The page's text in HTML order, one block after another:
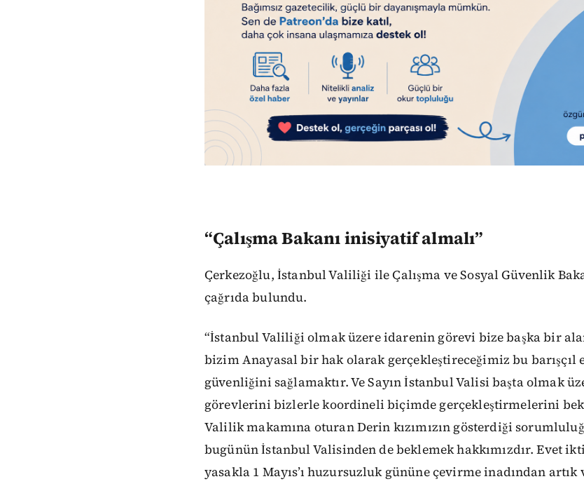
“Çalışma Bakanı inisiyatif almalı”
Çerkezoğlu, İstanbul Valiliği ile Çalışma ve Sosyal Güvenlik
çağrıda bulundu.
“İstanbul Valiliği olmak üzere idarenin görevi bize başka bir
bizim Anayasal bir hak olarak gerçekleştireceğimiz bu barışçıl
güvenliğini sağlamaktır. Ve Sayın İstanbul Valisi başta olmak
görevlerini bizlerle koordineli biçimde gerçekleştirmelerini
Valilik makamına oturan Derin kızımızın gösterdiği
bugünün İstanbul Valisinden de beklemek hakkımızdır. Evet
yasakla 1 Mayıs’ı huzursuzluk gününe çevirme inadından artık